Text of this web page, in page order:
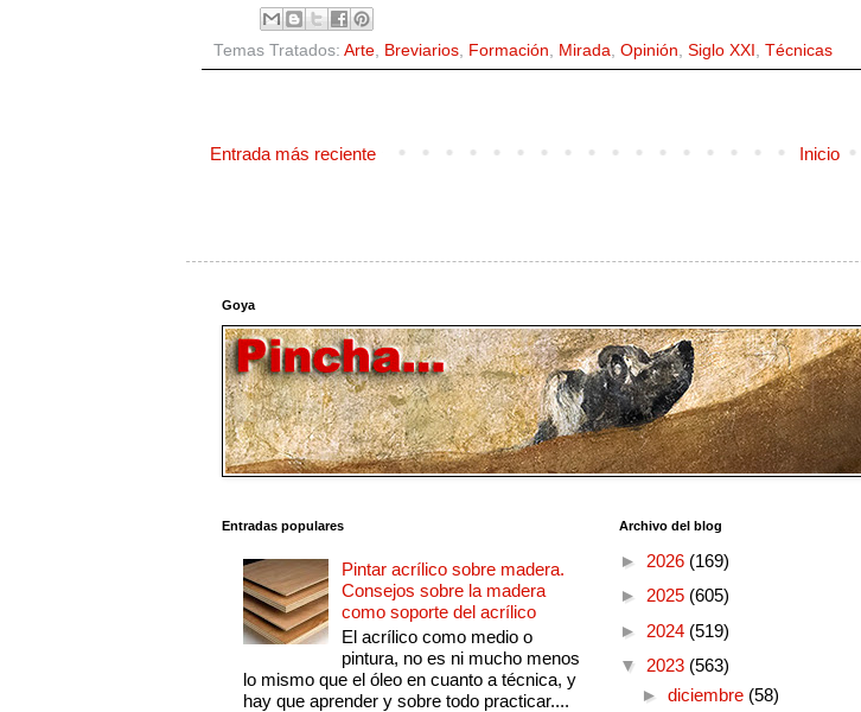
Temas Tratados: Arte, Breviarios, Formación, Mirada, Opinión, Siglo XXI , Técnicas
Entrada más reciente Inicio
Goya
Entradas populares
Pintar acrílico sobre madera.
Consejos sobre la madera
como soporte del acrílico
El acrílico como medio o
pintura, no es ni mucho menos
lo mismo que el óleo en cuanto a técnica, y
hay que aprender y sobre todo practicar....
Archivo del blog
► 2026 (169)
► 2025 (605)
► 2024 (519)
▼ 2023 (563)
► diciembre (58)